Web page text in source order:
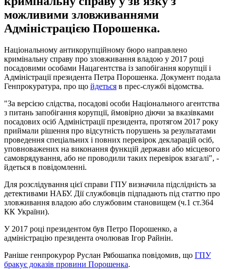
можливими зловживаннями
Адміністрацією Порошенка.
Національному антикорупційному бюро направлено
кримінальну справу про зловживання владою у 2017 році
посадовими особами Нацагентства із запобігання корупції і
Адміністрації президента Петра Порошенка. Документ подала
Генпрокуратура, про що йдеться в прес-службі відомства.
"За версією слідства, посадові особи Національного агентства
з питань запобігання корупції, ймовірно діючи за вказівками
посадових осіб Адміністрації президента, протягом 2017 року
приймали рішення про відсутність порушень за результатами
проведення спеціальних і повних перевірок декларацій осіб,
уповноважених на виконання функцій держави або місцевого
самоврядування, або не проводили таких перевірок взагалі", -
йдеться в повідомленні.
Для розслідування цієї справи ГПУ визначила підслідність за
детективами НАБУ. Дії службовців підпадають під статтю про
зловживання владою або службовим становищем (ч.1 ст.364
КК України).
У 2017 році президентом був Петро Порошенко, а
адміністрацію президента очолював Ігор Райнін.
Раніше генпрокурор Руслан Рябошапка повідомив, що ГПУ
бракує доказів провини Порошенка.